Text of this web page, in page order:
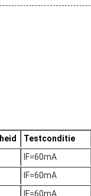
Testconditie
IF=60mA
IF=60mA
IF=60mA